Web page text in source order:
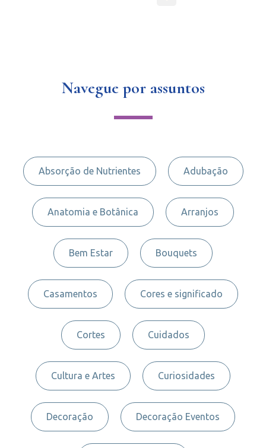
Navegue por assuntos
Absorção de Nutrientes Adubação
Anatomia e Botânica Arranjos
Bem Estar Bouquets
Casamentos Cores e significado
Cortes Cuidados
Cultura e Artes Curiosidades
Decoração Decoração Eventos